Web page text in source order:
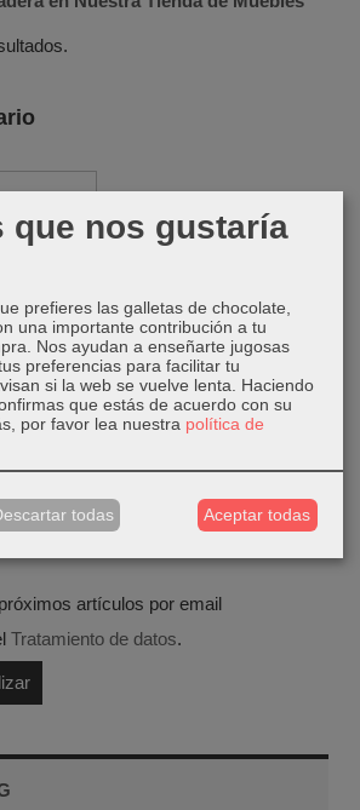
artículos por email
Tratamiento de datos.
que nos gustaría
prefieres las galletas de chocolate,
una importante contribución a tu
Nos ayudan a enseñarte jugosas
preferencias para facilitar tu
si la web se vuelve lenta. Haciendo
que estás de acuerdo con su
por favor lea nuestra política de
todas Aceptar todas